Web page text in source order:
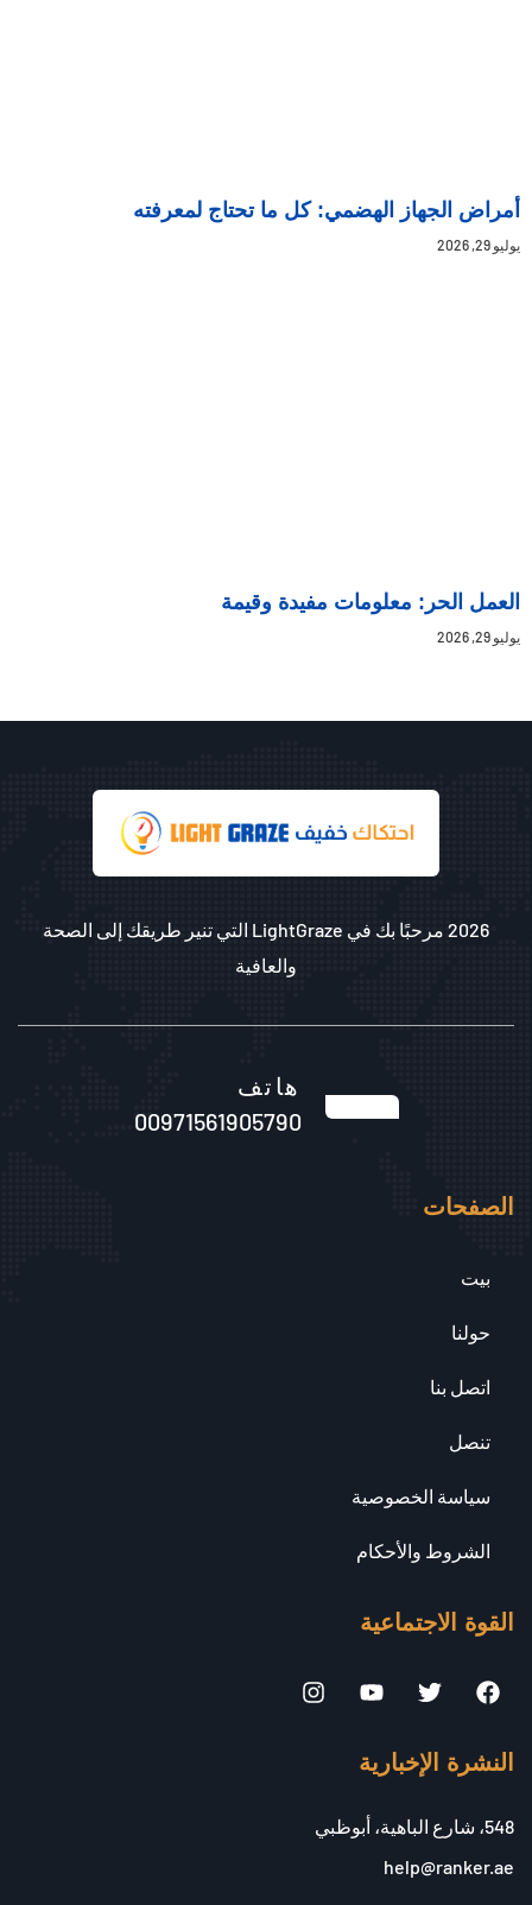
أمراض الجهاز الهضمي: كل ما تحتاج لمعرفته
يوليو 29, 2026
العمل الحر: معلومات مفيدة وقيمة
يوليو 29, 2026
2026 مرحبًا بك في LightGraze التي تنير طريقك إلى الصحة
والعافية
هاتف
00971561905790
الصفحات
بيت
حولنا
اتصل بنا
تنصل
سياسة الخصوصية
الشروط والأحكام
القوة الاجتماعية
النشرة الإخبارية
548، شارع الباهية، أبوظبي
help@ranker.ae